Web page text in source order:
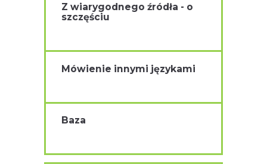
Z wiarygodnego źródła - o
szczęściu
Mówienie innymi językami
Baza